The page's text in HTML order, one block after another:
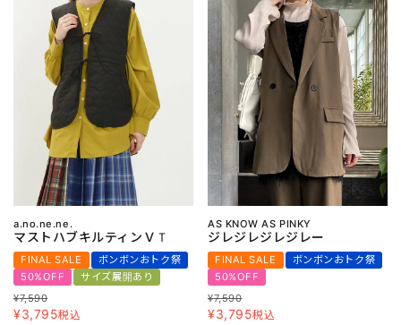
a.no.ne.ne.
マストハブキルティンＶＴ
FINAL SALE
ボンボンおトク祭
50%OFF
サイズ展開あり
¥7,590
¥3,795税込
AS KNOW AS PINKY
ジレジレジレジレー
FINAL SALE
ボンボンおトク祭
50%OFF
¥7,590
¥3,795税込